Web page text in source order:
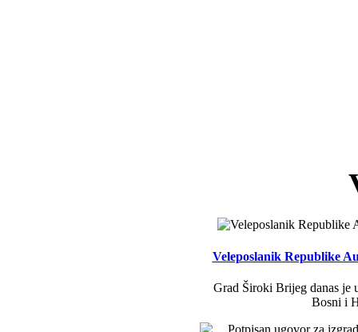
Veleposlanik Republike
Grad Široki Brijeg danas je
Bosni i